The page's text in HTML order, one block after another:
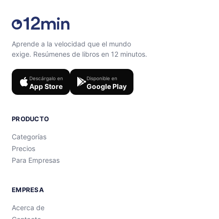
Aprende a la velocidad que el mundo
exige. Resúmenes de libros en 12 minutos.
Descárgalo en
App Store
Disponible en
Google Play
PRODUCTO
Categorías
Precios
Para Empresas
EMPRESA
Acerca de